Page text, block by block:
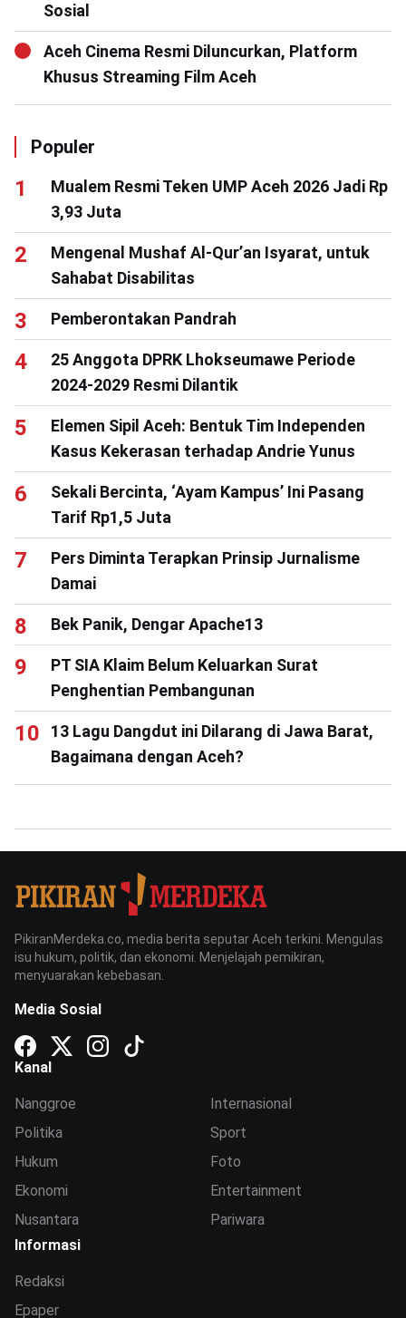
Sosial
Aceh Cinema Resmi Diluncurkan, Platform
Khusus Streaming Film Aceh
Populer
Mualem Resmi Teken UMP Aceh 2026 Jadi Rp
3,93 Juta
Mengenal Mushaf Al-Qur’an Isyarat, untuk
Sahabat Disabilitas
Pemberontakan Pandrah
25 Anggota DPRK Lhokseumawe Periode
2024-2029 Resmi Dilantik
Elemen Sipil Aceh: Bentuk Tim Independen
Kasus Kekerasan terhadap Andrie Yunus
Sekali Bercinta, ‘Ayam Kampus’ Ini Pasang
Tarif Rp1,5 Juta
Pers Diminta Terapkan Prinsip Jurnalisme
Damai
Bek Panik, Dengar Apache13
PT SIA Klaim Belum Keluarkan Surat
Penghentian Pembangunan
13 Lagu Dangdut ini Dilarang di Jawa Barat,
Bagaimana dengan Aceh?
PikiranMerdeka.co, media berita seputar Aceh terkini. Mengulas
isu hukum, politik, dan ekonomi. Menjelajah pemikiran,
menyuarakan kebebasan.
Media Sosial
Kanal
Nanggroe
Politika
Hukum
Ekonomi
Nusantara
Internasional
Sport
Foto
Entertainment
Pariwara
Informasi
Redaksi
Epaper